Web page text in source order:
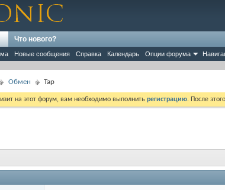
Новые сообщения Справка Календарь Опции форума
Что нового?
Обмен Тар
на этот форум, вам необходимо выполнить регистрацию. После